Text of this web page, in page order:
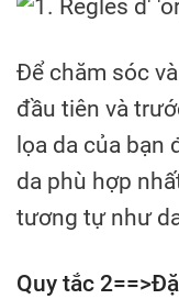
Để chăm sóc
đầu tiên và
lọa da của bạn
da phù hợp
tương tự như
Quy tắc